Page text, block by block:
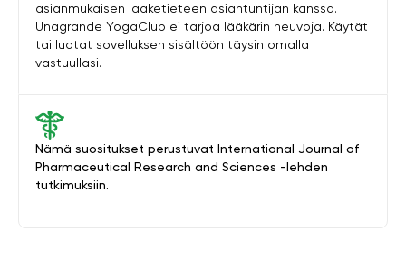
Nämä suositukset perustuvat International Journal of
Pharmaceutical Research and Sciences -lehden
tutkimuksiin.
asianmukaisen lääketieteen asiantuntijan kanssa.
Unagrande YogaClub ei tarjoa lääkärin neuvoja. Käytät
tai luotat sovelluksen sisältöön täysin omalla
vastuullasi.